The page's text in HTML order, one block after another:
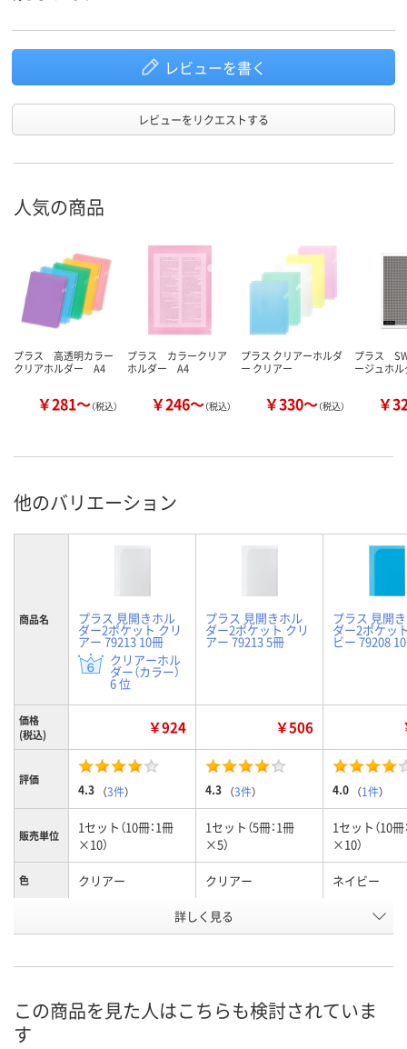
レビューを書く
レビューをリクエストする
人気の商品
プラス 高透明カラー
クリアホルダー A4
￥281～（税込）
プラス カラークリア
ホルダー A4
￥246～（税込）
プラス クリアーホルダ
ー クリアー
￥330～（税込）
プラス
ージュホ
￥
他のバリエーション
商品名 プラス 見開きホル
ダー2ポケット クリ
アー 79213 10冊
クリアーホル
ダー（カラー）
6 位
プラス 見開きホル
ダー2ポケット クリ
アー 79213 5冊
プラス 見開
ダー2ポケッ
ビー 79208
価格
(税込)
￥924 ￥506
評価
4.3 （3件） 4.3 （3件） 4.0 （1件）
販売単位
1セット（10冊：1冊
×10）
1セット（5冊：1冊
×5）
1セット（10冊
×10）
色 クリアー クリアー ネイビー
X834599 X853009
8月7日（金）
詳しく見る
この商品を見た人はこちらも検討されていま
す